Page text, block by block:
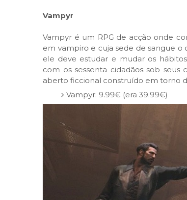
Vampyr
Vampyr é um RPG de acção onde
em vampiro e cuja sede de sangue o
ele deve estudar e mudar os
com os sessenta cidadãos sob
aberto ficcional construído em torno
Vampyr: 9.99€ (era 39.99€)